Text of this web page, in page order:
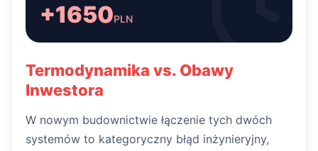
+1650PLN
Termodynamika vs. Obawy
Inwestora
W nowym budownictwie łączenie tych dwóch
systemów to kategoryczny błąd inżynieryjny,